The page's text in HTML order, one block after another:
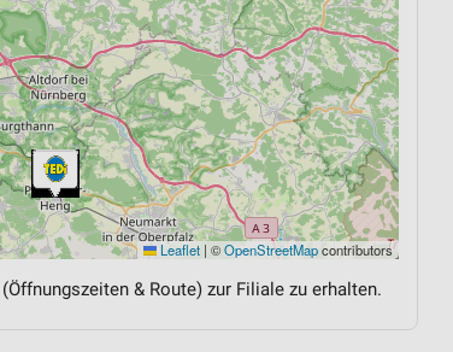
Leaflet | ©OpenStreetMapcontributors
& Route) zur Filiale zu erhalten.